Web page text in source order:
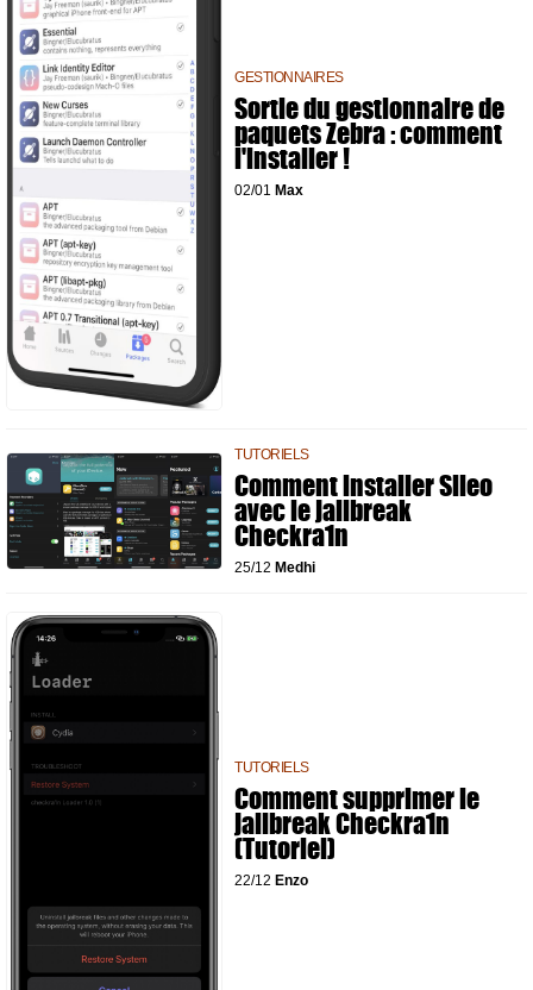
GESTIONNAIRES
Sortie du gestionnaire de
paquets Zebra : comment
l'installer !
02/01 Max
TUTORIELS
Comment installer Sileo
avec le jailbreak
Checkra1n
25/12 Medhi
TUTORIELS
Comment supprimer le
jailbreak Checkra1n
(Tutoriel)
22/12 Enzo